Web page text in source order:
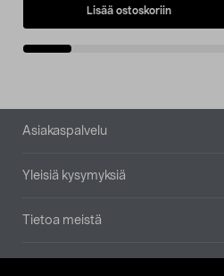
Lisää ostoskoriin
Alatunniste
Asiakaspalvelu
Yleisiä kysymyksiä
Tietoa meistä